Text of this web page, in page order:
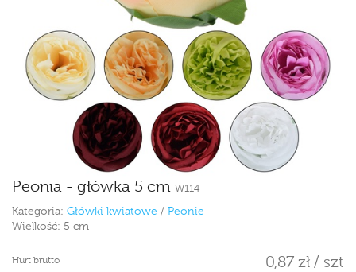
Peonia - główka 5 cm W114
Kategoria: Główki kwiatowe / Peonie
Wielkość: 5 cm
Hurt brutto 0,87 zł / szt